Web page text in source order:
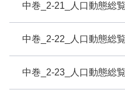
中巻_2-21_人口動態総
中巻_2-22_人口動態総
中巻_2-23_人口動態総